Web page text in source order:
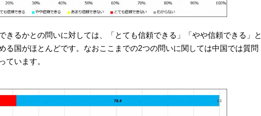
きるかとの問いに対しては、「とても信頼できる」「やや信頼できる」と
る国がほとんどです。なおここまでの2つの問いに関しては中国では質問
ています。